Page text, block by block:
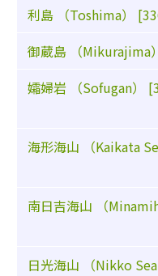
利島 （Toshima）
御蔵島 （Mikurajima
孀婦岩 （Sofugan）
海形海山 （Kaikata
南日吉海山 （
日光海山 （Nikko